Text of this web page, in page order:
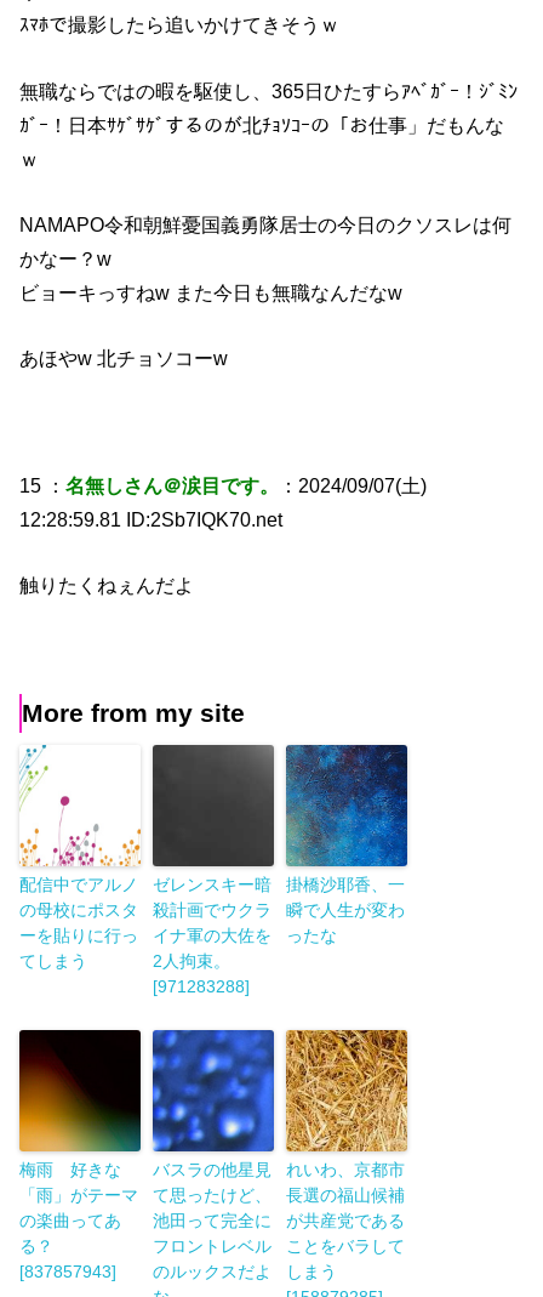
ｽﾏﾎで撮影したら追いかけてきそうｗ
無職ならではの暇を駆使し、365日ひたすらｱﾍﾞｶﾞｰ！ｼﾞﾐﾝ
ｶﾞｰ！日本ｻｹﾞｻｹﾞするのが北ﾁｮｿｺｰの「お仕事」だもんな
ｗ
NAMAPO令和朝鮮憂国義勇隊居士の今日のクソスレは何
かなー？w
ビョーキっすねw また今日も無職なんだなw
あほやw 北チョソコーw
15 ：名無しさん＠涙目です。
：2024/09/07(土)
12:28:59.81 ID:2Sb7IQK70.net
触りたくねぇんだよ
More from my site
配信中でアルノ
の母校にポスタ
ーを貼りに行っ
てしまう
ゼレンスキー暗
殺計画でウクラ
イナ軍の大佐を
2人拘束。
[971283288]
掛橋沙耶香、一
瞬で人生が変わ
ったな
梅雨 好きな
「雨」がテーマ
の楽曲ってあ
る？
[837857943]
バスラの他星見
て思ったけど、
池田って完全に
フロントレベル
のルックスだよ
れいわ、京都市
長選の福山候補
が共産党である
ことをバラして
しまう